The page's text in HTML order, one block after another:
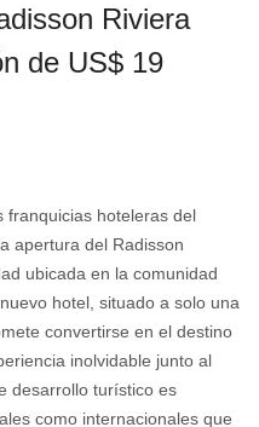
Riviera
de US$ 19
franquicias hoteleras del
apertura del Radisson
ubicada en la comunidad
hotel, situado a solo una
convertirse en el destino
inolvidable junto al
desarrollo turístico es
como internacionales que